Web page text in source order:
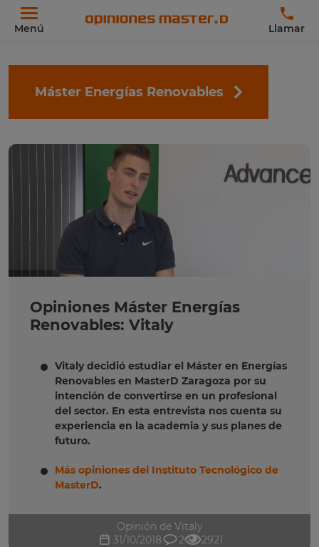
Menú Llamar
Máster Energías Renovables
Opiniones Máster Energías
Renovables: Vitaly
Vitaly decidió estudiar el Máster en Energías
Renovables en MasterD Zaragoza por su
intención de convertirse en un profesional
del sector. En esta entrevista nos cuenta su
experiencia en la academia y sus planes de
futuro.
Más opiniones del Instituto Tecnológico de
MasterD.
Opinión de Vitaly
31/10/2018
2 2921